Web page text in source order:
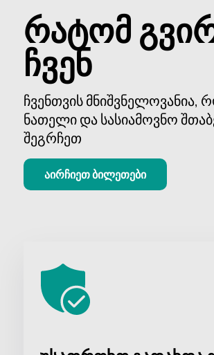
რატომ
ჩვენ
ჩვენთვის
ნათელი და სასიამოვნო
შეგრჩეთ
აირჩიეთ ბილეთები